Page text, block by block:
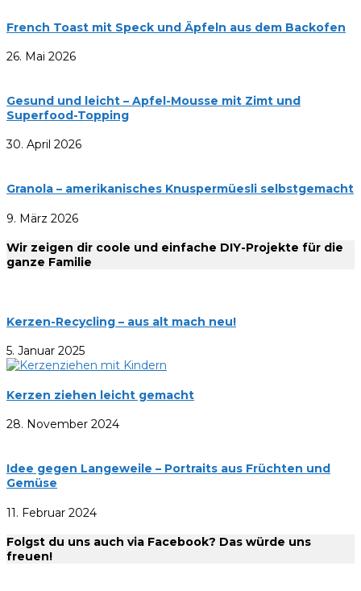
French Toast mit Speck und Äpfeln aus dem Backofen
26. Mai 2026
Gesund und leicht – Apfel-Mousse mit Zimt und
Superfood-Topping
30. April 2026
Granola – amerikanisches Knuspermüesli selbstgemacht
9. März 2026
Wir zeigen dir coole und einfache DIY-Projekte für die
ganze Familie
Kerzen-Recycling – aus alt mach neu!
5. Januar 2025
Kerzen ziehen leicht gemacht
28. November 2024
Idee gegen Langeweile – Portraits aus Früchten und
Gemüse
11. Februar 2024
Folgst du uns auch via Facebook? Das würde uns
freuen!